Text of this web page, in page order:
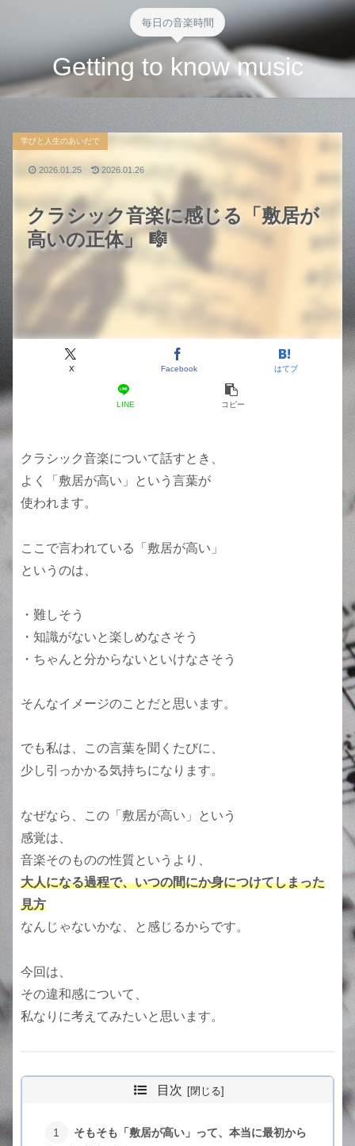
毎日の音楽時間
Getting to know music
クラシック音楽に感じる「敷居が
高いの正体」 🎼
学びと人生のあいだで
X Facebook はてブ
LINE コピー
2026.01.25 2026.01.26
クラシック音楽について話すとき、
よく「敷居が高い」という言葉が
使われます。
ここで言われている「敷居が高い」
というのは、
・難しそう
・知識がないと楽しめなさそう
・ちゃんと分からないといけなさそう
そんなイメージのことだと思います。
でも私は、この言葉を聞くたびに、
少し引っかかる気持ちになります。
なぜなら、この「敷居が高い」という
感覚は、
音楽そのものの性質というより、
大人になる過程で、いつの間にか身につけてしまった
見方
なんじゃないかな、と感じるからです。
今回は、
その違和感について、
私なりに考えてみたいと思います。
目次
そもそも「敷居が高い」って、本当に最初から